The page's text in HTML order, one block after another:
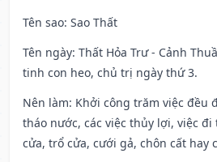
Tên sao: Sao Thất
Tên ngày: Thất Hỏa Trư - Cảnh
tinh con heo, chủ trị ngày thứ 3.
Nên làm: Khởi công trăm việc đều
tháo nước, các việc thủy lợi, việc đi
cửa, trổ cửa, cưới gả, chôn cất hay